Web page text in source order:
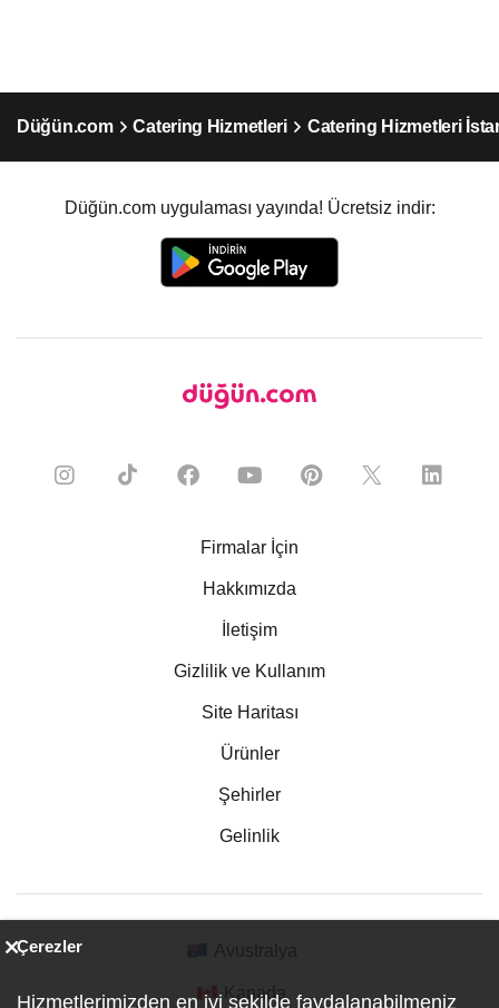
Düğün.com Catering Hizmetleri Catering Hizmetleri
Düğün.com uygulaması yayında! Ücretsiz indir:
Firmalar İçin
Hakkımızda
İletişim
Gizlilik ve Kullanım
Site Haritası
Ürünler
Şehirler
Gelinlik
Kanada
Çerezler
Hizmetlerimizden en iyi şekilde faydalanabilmeniz